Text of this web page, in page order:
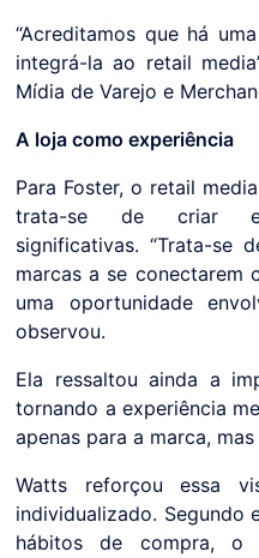
“Acreditamos que há
integrá-la ao retail
Mídia de Varejo e
A loja como experiência
Para Foster, o retail
trata-se de criar
significativas. “Trata-se
marcas a se conectarem
uma oportunidade
observou.
Ela ressaltou ainda a
tornando a experiência
apenas para a marca,
Watts reforçou essa
individualizado. Segundo
hábitos de compra, o